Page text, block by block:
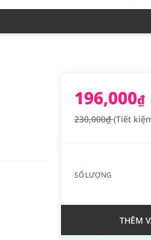
196,000₫
230,000₫(Tiết
SỐ LƯỢNG
THÊM